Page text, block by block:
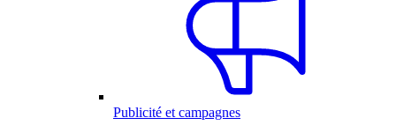
Publicité et campagnes